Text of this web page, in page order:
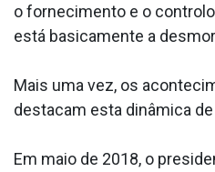
o fornecimento e o
está basicamente a
Mais uma vez, os
destacam esta dinâmica
Em maio de 2018, o